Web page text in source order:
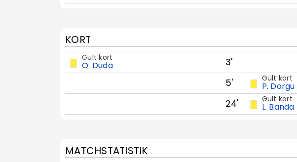
KORT
Gult kort
O. Duda
3'
5'
Gult kort
P. Dorgu
24' Gult kort
L. Banda
MATCHSTATISTIK